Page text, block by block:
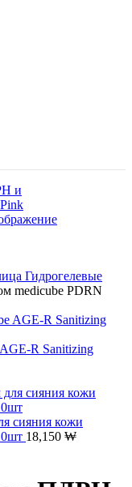
Гидрогелевые
medicube PDRN
R Sanitizing
сияния кожи
18,150 ₩